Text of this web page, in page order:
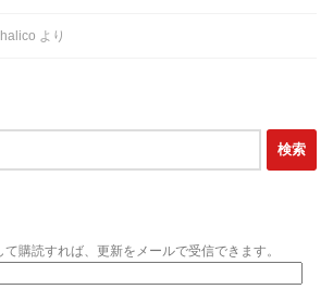
より
購読すれば、更新をメールで受信できます。